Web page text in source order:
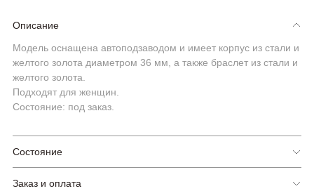
Описание
Модель оснащена автоподзаводом и имеет корпус из стали и
желтого золота диаметром 36 мм, а также браслет из стали и
желтого золота.
Подходят для женщин.
Состояние: под заказ.
Состояние
Заказ и оплата